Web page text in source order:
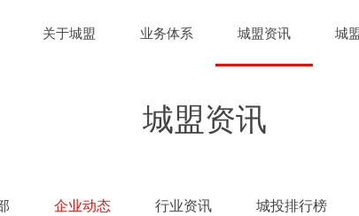
关于城盟 业务体系 城盟资讯 城
城盟资讯
企业动态 行业资讯 城投排行榜